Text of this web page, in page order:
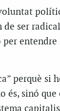
ser
per entendre
perquè si
és, sinó que